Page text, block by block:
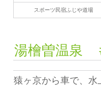
スポーツ民宿ふじや道場
湯檜曽温泉
猿ヶ京から車で、